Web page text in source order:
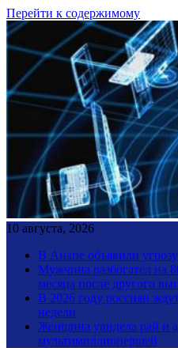
Перейти к содержимому
10 августа, 2026
В Анапе объявили
Мужчина разбогател на
месяца после другого
В 2026 году россиян
недели
Женщина увидела рай и
мультимиллионершей